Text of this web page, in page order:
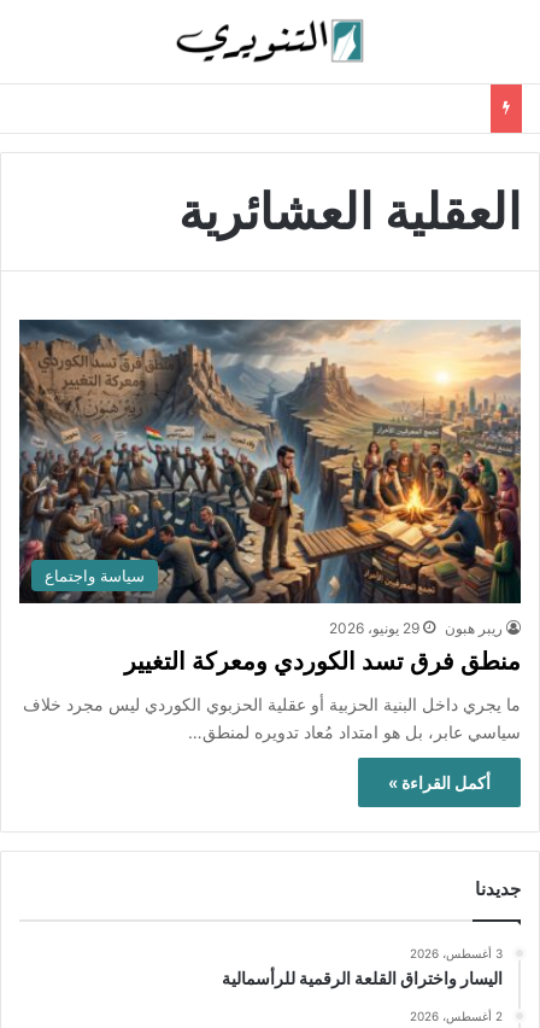
العقلية العشائرية
سياسة واجتماع
ريبر هبون 29 يونيو، 2026
منطق فرق تسد الكوردي ومعركة التغيير
ما يجري داخل البنية الحزبية أو عقلية الحزبوي الكوردي ليس مجرد خلاف
سياسي عابر، بل هو امتداد مُعاد تدويره لمنطق…
أكمل القراءة »
جديدنا
3 أغسطس، 2026
اليسار واختراق القلعة الرقمية للرأسمالية
2 أغسطس، 2026